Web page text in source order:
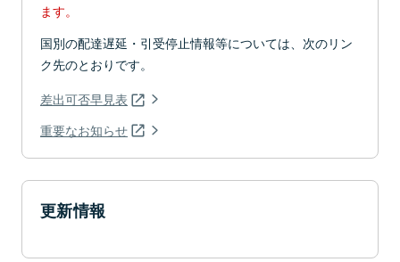
ます。
国別の配達遅延・引受停止情報等については、次のリン
ク先のとおりです。
差出可否早見表
重要なお知らせ
更新情報